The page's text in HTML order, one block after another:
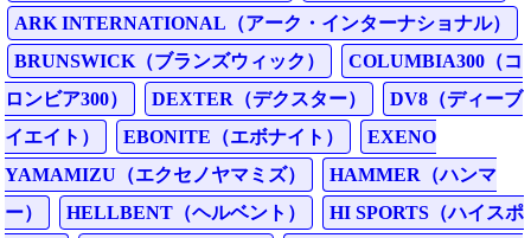
ARK INTERNATIONAL（アーク・インターナショナル）
BRUNSWICK（ブランズウィック）
COLUMBIA300（コ
ロンビア300）
DEXTER（デクスター）
DV8（ディーブ
イエイト）
EBONITE（エボナイト）
EXENO
YAMAMIZU（エクセノヤマミズ）
HAMMER（ハンマ
ー）
HELLBENT（ヘルベント）
HI SPORTS（ハイスポ